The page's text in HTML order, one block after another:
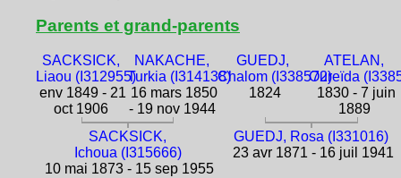
Parents et grand-parents
SACKSICK,
Liaou (I312955)
env 1849 - 21
oct 1906
NAKACHE,
Turkia (I314138)
16 mars 1850
- 19 nov 1944
GUEDJ,
Chalom (I338572)
1824
ATELAN,
Oureïda
1830 - 7 juin
1889
SACKSICK,
Ichoua (I315666)
10 mai 1873 - 15 sep 1955
GUEDJ, Rosa (I331016)
23 avr 1871 - 16 juil 1941